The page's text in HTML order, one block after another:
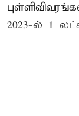
2023-ல் 1